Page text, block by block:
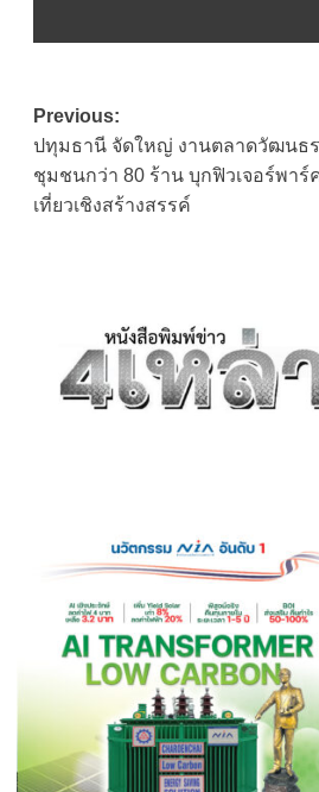
Post
navigation
Previous:
ปทุมธานี จัดใหญ่ งานตลาดวัฒนธ
ชุมชนกว่า 80 ร้าน บุกฟิวเจอร์พาร์
เที่ยวเชิงสร้างสรรค์